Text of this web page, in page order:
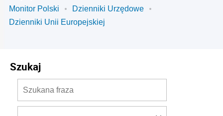
Monitor Polski
Dzienniki Urzędowe
Dzienniki Unii Europejskiej
Szukaj